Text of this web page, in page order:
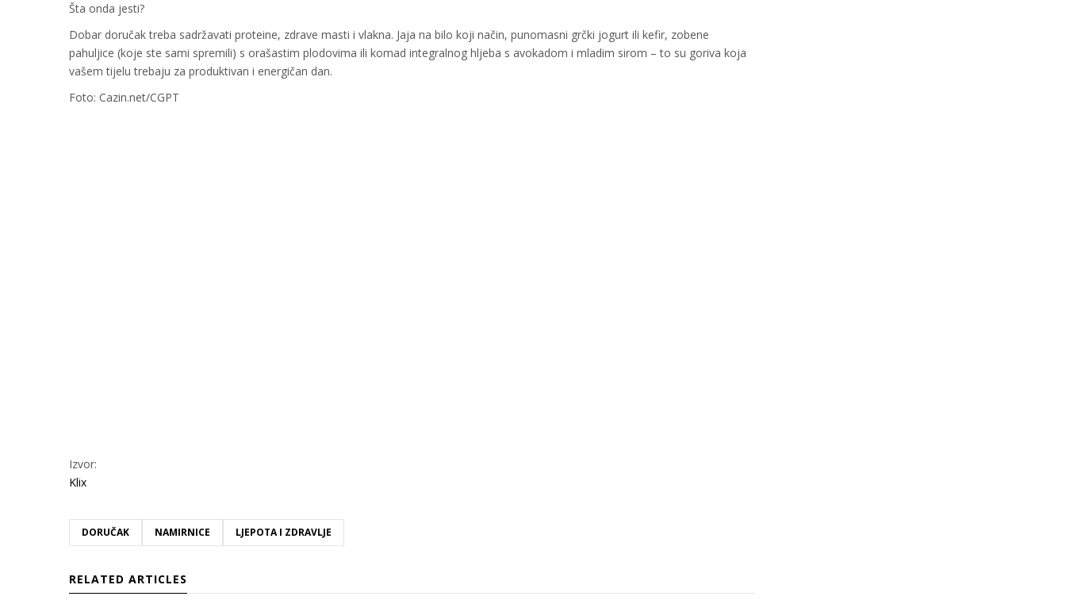
Šta onda jesti?
Dobar doručak treba sadržavati proteine, zdrave masti i vlakna. Jaja na bilo koji način, punomasni grčki jogurt ili kefir, zobene
pahuljice (koje ste sami spremili) s orašastim plodovima ili komad integralnog hljeba s avokadom i mladim sirom – to su goriva koja
vašem tijelu trebaju za produktivan i energičan dan.
Foto: Cazin.net/CGPT
Izvor:
Klix
DORUČAK NAMIRNICE LJEPOTA I ZDRAVLJE
RELATED ARTICLES